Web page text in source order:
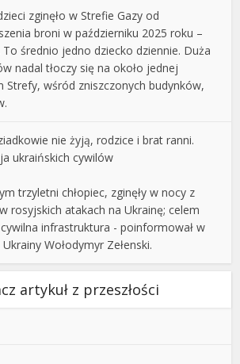
zginęło w Strefie Gazy od
broni w październiku 2025 roku –
To średnio jedno dziecko dziennie. Duża
nadal tłoczy się na około jednej
Strefy, wśród zniszczonych budynków,
nie żyją, rodzice i brat ranni.
ukraińskich cywilów
trzyletni chłopiec, zginęły w nocy z
rosyjskich atakach na Ukrainę; celem
infrastruktura - poinformował w
Wołodymyr Zełenski.
artykuł z przeszłości